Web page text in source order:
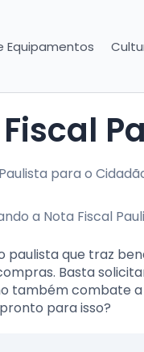
Equipamentos
para o
paulista que traz
Basta
também combate
para isso?